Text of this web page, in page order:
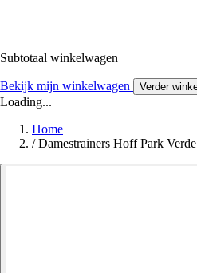
Subtotaal winkelwagen
Bekijk mijn winkelwagen Verder
Loading...
Home
/ Damestrainers Hoff Park Verde